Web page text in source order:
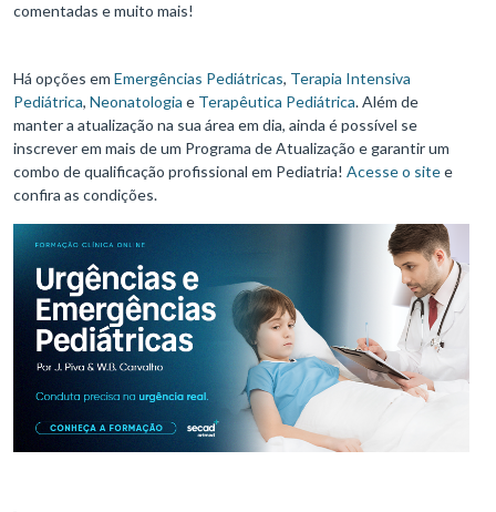
comentadas e muito mais!
Há opções em Emergências Pediátricas, Terapia Intensiva
Pediátrica, Neonatologia e Terapêutica Pediátrica. Além de
manter a atualização na sua área em dia, ainda é possível se
inscrever em mais de um Programa de Atualização e garantir um
combo de qualificação profissional em Pediatria! Acesse o sitee
confira as condições.